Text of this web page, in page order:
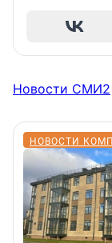
Новости СМИ2
НОВОСТИ